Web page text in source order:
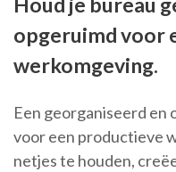
opgeruimd voor
werkomgeving.
Een georganiseerd en
voor een productieve
netjes te houden,